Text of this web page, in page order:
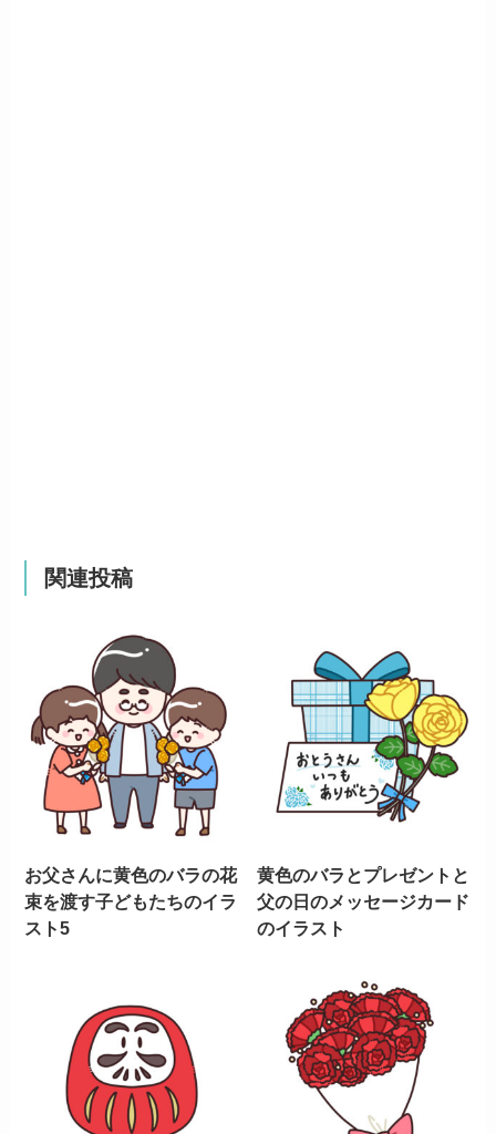
関連投稿
お父さんに黄色のバラの花
束を渡す子どもたちのイラ
スト5
黄色のバラとプレゼントと
父の日のメッセージカード
のイラスト